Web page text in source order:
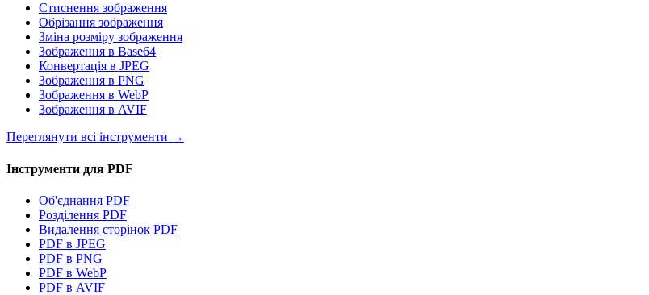
Стиснення зображення
Обрізання зображення
Зміна розміру зображення
Зображення в Base64
Конвертація в JPEG
Зображення в PNG
Зображення в WebP
Зображення в AVIF
Переглянути всі інструменти →
Інструменти для PDF
Об'єднання PDF
Розділення PDF
Видалення сторінок PDF
PDF в JPEG
PDF в PNG
PDF в WebP
PDF в AVIF